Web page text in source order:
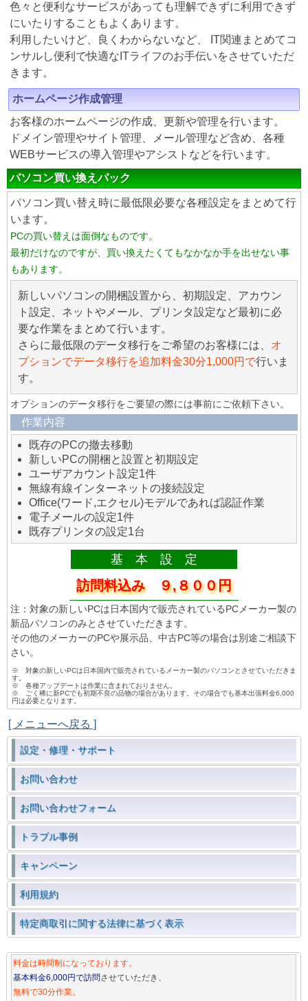
色々と便利なサービスがあっても理解できずに利用できず
にいたりすることもよくあります。
利用したいけど、良くわからないなど、 IT関連まとめてコ
ンサルし便利で快適なITライフのお手伝いをさせていただ
きます。
ホームページ作成管理
お客様のホームページの作成、更新や管理を行います。
ドメイン管理やサイト管理、メール管理など含め、各種
WEBサービスの導入管理やアシストなどを行います。
パソコン買い換えパック
パソコン買い替え時に最低限必要な各種設定をまとめて行
います。
PCの買い替えは面倒なものです。
最初だけなのですが、買い換えたくてもなかなか手を出せない事
もあります。
新しいパソコンの開梱設置から、初期設定、アカウン
ト設定、ネットやメール、プリンタ設定など最初に必
要な作業をまとめて行います。
さらに最低限のデータ移行をご希望のお客様には、 オ
プションでデータ移行を追加料金30分1,000円で行いま
す。
オプションのデータ移行をご要望の際には事前にご依頼下さい。
作業内容
既存のPCの撤去移動
新しいPCの開梱と設置と初期設定
ユーザアカウント設定1件
無線有線インターネットの接続設定
Office(ワード,エクセル)モデルであれば認証作業
電子メールの設定1件
既存プリンタの設定1台
基 本 設 定
訪問料込み ９,８００円
注：対象の新しいPCは日本国内で販売されているPCメーカー製の
新品パソコンのみとさせていただきます。
その他のメーカーのPCや展示品、中古PC等の場合は別途ご相談下
さい。
※ 対象の新しいPCは日本国内で販売されているメーカー製のパソコンとさせていただきま
す。
※ 各種アップデートは作業に含まれておりません。
※ ごく稀に新PCでも初期不良の品物の場合があります。その場合でも基本出張料金6,000
円は必要となります。
[ メニューへ戻る ]
設定・修理・サポート
お問い合わせ
お問い合わせフォーム
トラブル事例
キャンペーン
利用規約
特定商取引に関する法律に基づく表示
料金は時間制になっております。
基本料金6,000円で訪問させていただき、
無料で30分作業。